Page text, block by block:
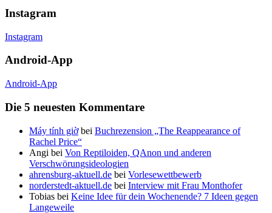
Instagram
Instagram
Android-App
Android-App
Die 5 neuesten Kommentare
Máy tính giờbei Buchrezension „The Reappearance of
Rachel Price“
Angi bei Von Reptiloiden, QAnon und anderen
Verschwörungsideologien
ahrensburg-aktuell.de bei Vorlesewettbewerb
norderstedt-aktuell.de bei Interview mit Frau Monthofer
Tobias bei Keine Idee für dein Wochenende? 7 Ideen gegen
Langeweile